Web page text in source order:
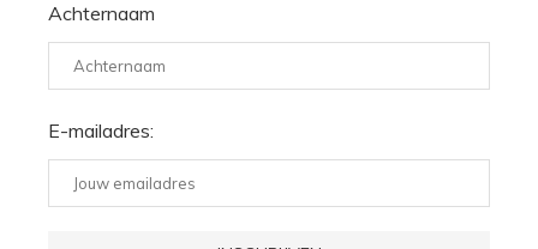
Achternaam
E-mailadres: